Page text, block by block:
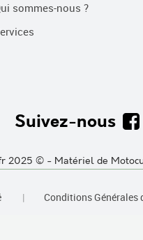
sommes-nous ?
Suivez-nous
2025 © - Matériel de
| Conditions Générales